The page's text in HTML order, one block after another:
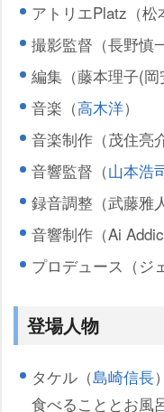
アトリエPlatz（松
撮影監督（長野慎
編集（藤本理子(岡
音楽（高木洋）
音楽制作（茂住亮
音響監督（山本浩
録音調整（武藤雅
音響制作（Ai
プロデュース（ジ
登場人物
タケル（島崎信長）
食べることとお風